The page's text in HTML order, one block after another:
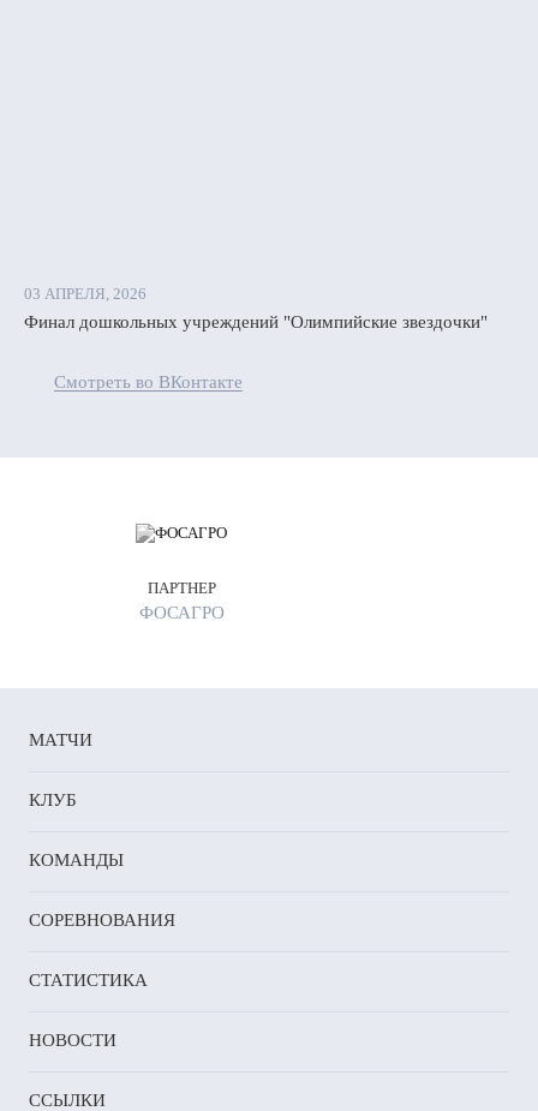
03 АПРЕЛЯ, 2026
Финал дошкольных учреждений "Олимпийские звездочки"
Смотреть во ВКонтакте
ПАРТНЕР
ФОСАГРО
МАТЧИ
КЛУБ
КОМАНДЫ
СОРЕВНОВАНИЯ
СТАТИСТИКА
НОВОСТИ
ССЫЛКИ